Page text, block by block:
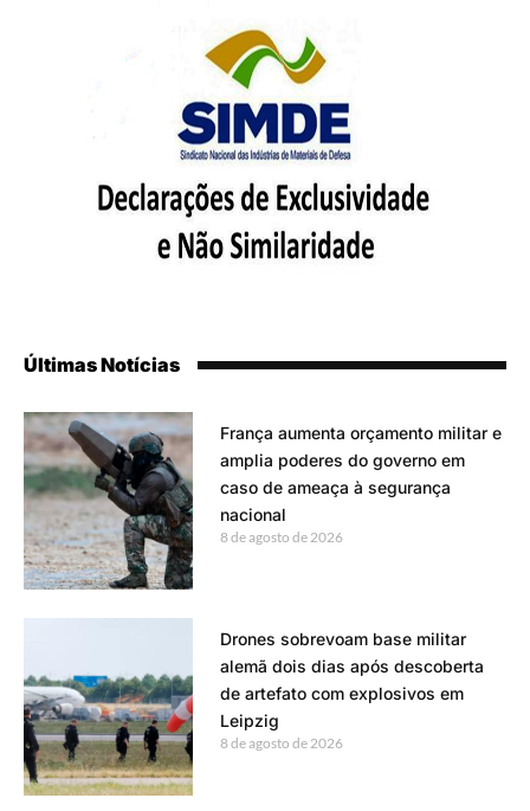
Últimas Notícias
França aumenta orçamento militar e
amplia poderes do governo em
caso de ameaça à segurança
nacional
8 de agosto de 2026
Drones sobrevoam base militar
alemã dois dias após descoberta
de artefato com explosivos em
Leipzig
8 de agosto de 2026